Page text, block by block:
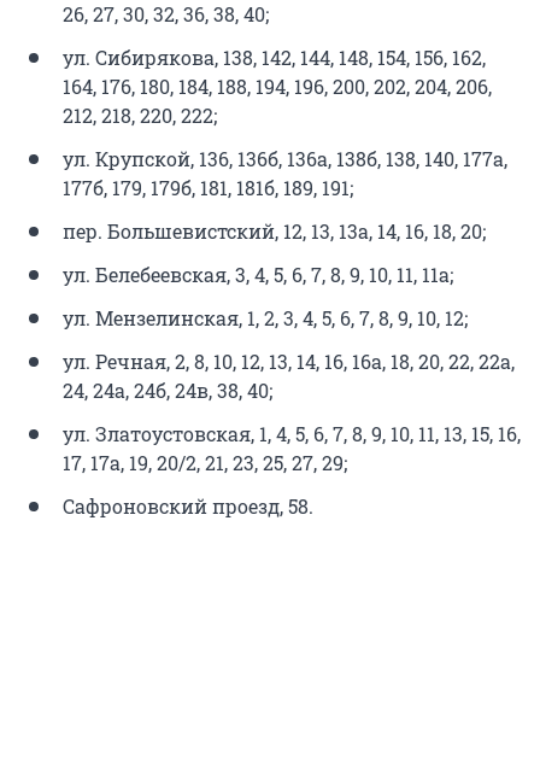
26, 27, 30, 32, 36, 38, 40;
ул. Сибирякова, 138, 142, 144, 148, 154, 156, 162,
164, 176, 180, 184, 188, 194, 196, 200, 202, 204, 206,
212, 218, 220, 222;
ул. Крупской, 136, 136б, 136а, 138б, 138, 140, 177а,
177б, 179, 179б, 181, 181б, 189, 191;
пер. Большевистский, 12, 13, 13а, 14, 16, 18, 20;
ул. Белебеевская, 3, 4, 5, 6, 7, 8, 9, 10, 11, 11а;
ул. Мензелинская, 1, 2, 3, 4, 5, 6, 7, 8, 9, 10, 12;
ул. Речная, 2, 8, 10, 12, 13, 14, 16, 16а, 18, 20, 22, 22а,
24, 24а, 24б, 24в, 38, 40;
ул. Златоустовская, 1, 4, 5, 6, 7, 8, 9, 10, 11, 13, 15, 16,
17, 17а, 19, 20/2, 21, 23, 25, 27, 29;
Сафроновский проезд, 58.